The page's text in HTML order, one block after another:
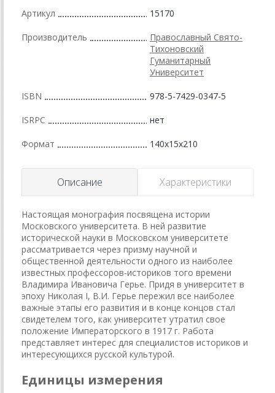
Артикул 15170
Производитель
Православный Свято-
Тихоновский
Гуманитарный
Университет
ISBN 978-5-7429-0347-5
ISRPC нет
Формат 140x15x210
Описание Характеристики
Настоящая монография посвящена истории
Московского университета. В ней развитие
исторической науки в Московском университете
рассматривается через призму научной и
общественной деятельности одного из наиболее
известных профессоров-историков того времени
Владимира Ивановича Герье. Придя в университет в
эпоху Николая I, В.И. Герье пережил все наиболее
важные этапы его развития и в конце концов стал
свидетелем того, как университет утратил свое
положение Императорского в 1917 г. Работа
представляет интерес для специалистов историков и
интересующихся русской культурой.
Единицы измерения